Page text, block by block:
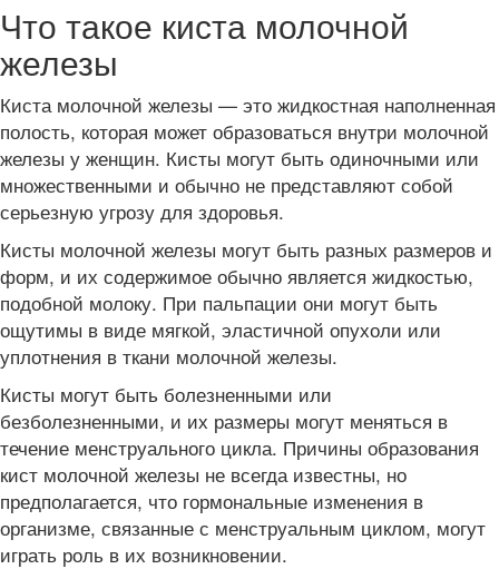
Что такое киста молочной
железы
Киста молочной железы — это жидкостная наполненная
полость, которая может образоваться внутри молочной
железы у женщин. Кисты могут быть одиночными или
множественными и обычно не представляют собой
серьезную угрозу для здоровья.
Кисты молочной железы могут быть разных размеров и
форм, и их содержимое обычно является жидкостью,
подобной молоку. При пальпации они могут быть
ощутимы в виде мягкой, эластичной опухоли или
уплотнения в ткани молочной железы.
Кисты могут быть болезненными или
безболезненными, и их размеры могут меняться в
течение менструального цикла. Причины образования
кист молочной железы не всегда известны, но
предполагается, что гормональные изменения в
организме, связанные с менструальным циклом, могут
играть роль в их возникновении.